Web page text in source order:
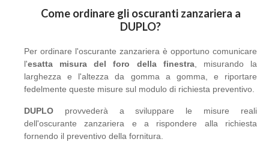
Come ordinare gli oscuranti zanzariera a
DUPLO?
Per ordinare l'oscurante zanzariera è opportuno comunicare
l'esatta misura del foro della finestra, misurando la
larghezza e l'altezza da gomma a gomma, e riportare
fedelmente queste misure sul modulo di richiesta preventivo.
DUPLO provvederà a sviluppare le misure reali
dell'oscurante zanzariera e a rispondere alla richiesta
fornendo il preventivo della fornitura.